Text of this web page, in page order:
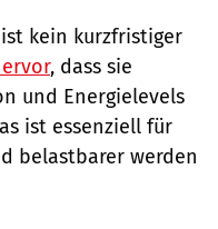
kein kurzfristiger
, dass sie
und Energielevels
ist essenziell für
belastbarer werden